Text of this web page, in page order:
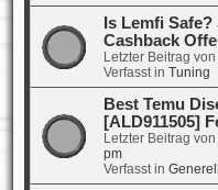
Is Lemfi
Cashback
Letzter Beitrag von
Verfasst in Tuning
Best Temu
[ALD911505]
Letzter Beitrag von
pm
Verfasst in